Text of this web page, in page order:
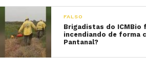
FALSO
Brigadistas do ICMBio
incendiando de forma
Pantanal?